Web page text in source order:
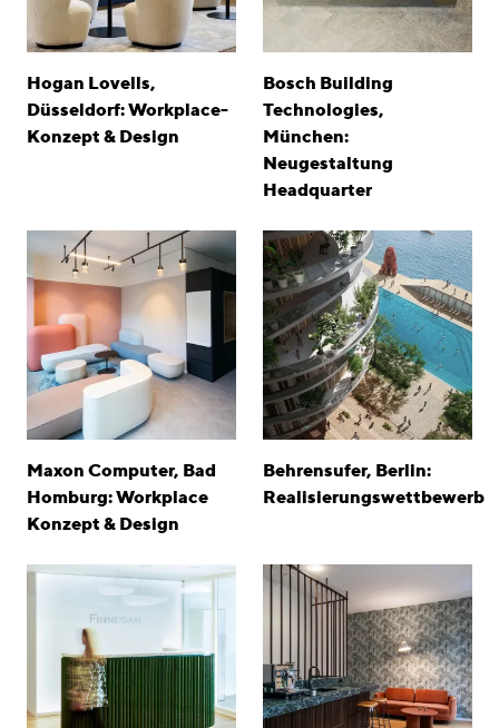
Hogan Lovells,
Düsseldorf: Workplace-
Konzept & Design
Bosch Building
Technologies,
München:
Neugestaltung
Headquarter
Maxon Computer, Bad
Homburg: Workplace
Konzept & Design
Behrensufer, Berlin:
Realisierungswettbewerb